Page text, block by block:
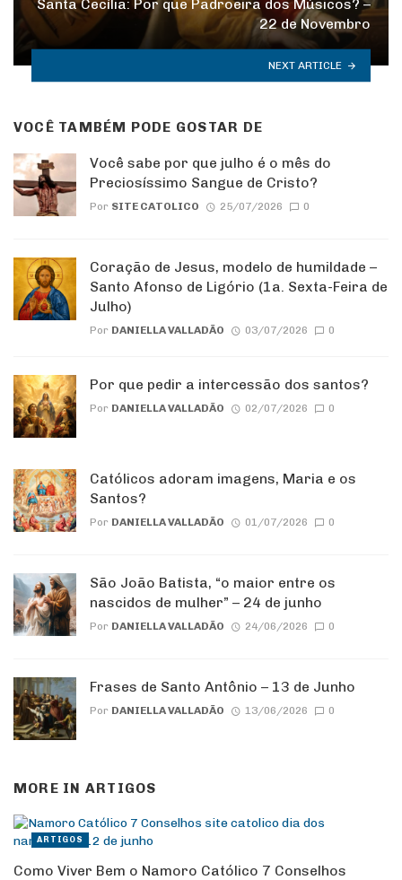
Santa Cecília: Por que Padroeira dos Músicos? –
22 de Novembro
NEXT ARTICLE
VOCÊ TAMBÉM PODE GOSTAR DE
Você sabe por que julho é o mês do
Preciosíssimo Sangue de Cristo?
Por SITE CATOLICO 25/07/2026 0
Coração de Jesus, modelo de humildade –
Santo Afonso de Ligório (1a. Sexta-Feira de
Julho)
Por DANIELLA VALLADÃO 03/07/2026 0
Por que pedir a intercessão dos santos?
Por DANIELLA VALLADÃO 02/07/2026 0
Católicos adoram imagens, Maria e os
Santos?
Por DANIELLA VALLADÃO 01/07/2026 0
São João Batista, “o maior entre os
nascidos de mulher” – 24 de junho
Por DANIELLA VALLADÃO 24/06/2026 0
Frases de Santo Antônio – 13 de Junho
Por DANIELLA VALLADÃO 13/06/2026 0
MORE IN ARTIGOS
Como Viver Bem o Namoro Católico 7 Conselhos
ARTIGOS